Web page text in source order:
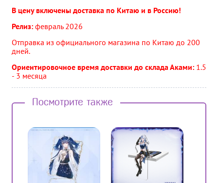
В цену включены доставка по Китаю и в Россию!
Релиз: февраль2026
Отправка из официального магазина по Китаю до 200
дней.
Ориентировочное время доставки до склада Аками: 1.5
- 3 месяца
Посмотрите также